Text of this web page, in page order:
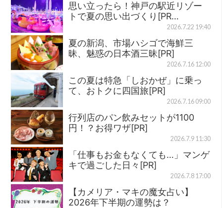
思い立ったら！神戸の駅近リゾー
トで夏の思い出づくり[PR…
2026.7.22 19:40
夏の新潟、市場ハシゴで海鮮三
昧、魅惑の日本酒三昧[PR]
2026.7.16 12:00
この夏は特急「しおかぜ」に乗っ
て、おトクに四国旅[PR]
2026.7.16 09:00
行列店のパン飲みセットが1100
円！？お得ワザ[PR]
2026.7.9 11:30
「仕事もお金もなくても…」マンゲ
キで過ごした日々[PR]
2026.7.8 17:00
【カメリア・マキの魔女占い】
2026年下半期の運勢は？